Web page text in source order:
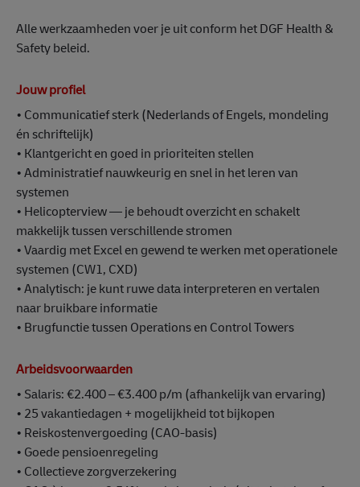
Alle werkzaamheden voer je uit conform het DGF Health &
Safety beleid.
Jouw profiel
• Communicatief sterk (Nederlands of Engels, mondeling
én schriftelijk)
• Klantgericht en goed in prioriteiten stellen
• Administratief nauwkeurig en snel in het leren van
systemen
• Helicopterview — je behoudt overzicht en schakelt
makkelijk tussen verschillende stromen
• Vaardig met Excel en gewend te werken met operationele
systemen (CW1, CXD)
• Analytisch: je kunt ruwe data interpreteren en vertalen
naar bruikbare informatie
• Brugfunctie tussen Operations en Control Towers
Arbeidsvoorwaarden
• Salaris: €2.400 – €3.400 p/m (afhankelijk van ervaring)
• 25 vakantiedagen + mogelijkheid tot bijkopen
• Reiskostenvergoeding (CAO-basis)
• Goede pensioenregeling
• Collectieve zorgverzekering